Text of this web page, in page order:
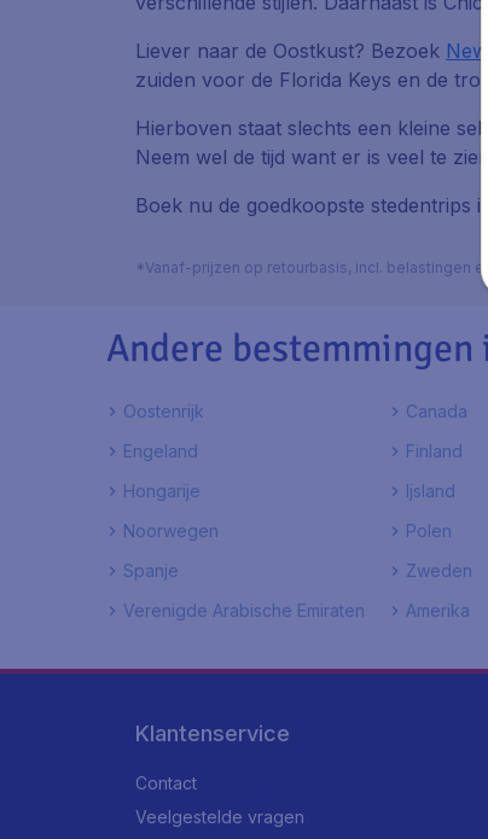
Liever naar de Oostkust? Bezoek
zuiden voor de Florida Keys en de
Hierboven staat slechts een kleine
Neem wel de tijd want er is veel te
Boek nu de goedkoopste stedentrips
*Vanaf-prijzen op retourbasis, incl. belastingen
Andere
Oostenrijk Canada
Engeland
Finland
Hongarije
Ijsland
Noorwegen
Polen
Spanje
Zweden
Verenigde Arabische Emiraten
Amerika
Klantenservice
Contact
Veelgestelde vragen